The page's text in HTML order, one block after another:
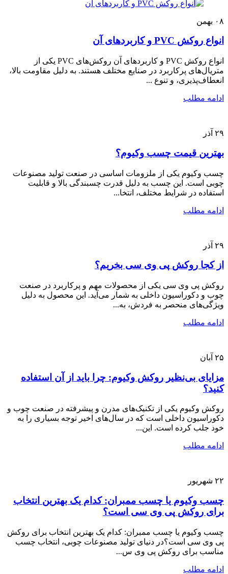
۰۸ بهمن
انواع روکش PVC و کاربردهای آن
انواع روکش PVC و کاربردهای آن روکش‌های PVC یکی از
متریال‌های پرکاربرد در صنایع مختلف هستند. به دلیل مقاومت بالا،
انعطاف‌پذیری، و تنوع ...
ادامه مطلب
۲۹ آذر
بهترین قیمت چسب وکیوم؟
چسب وکیوم یکی از ملزومات اساسی در صنعت تولید مصنوعات
چوبی است. این چسب به دلیل قدرت چسبندگی بالا و قابلیت
استفاده در شرایط مختلف، انتخا...
ادامه مطلب
۲۹ آذر
از کجا روکش پی وی سی بخریم؟
روکش پی وی سی یکی از محصولات مهم و پرکاربرد در صنعت
چوب و دکوراسیون داخلی به شمار می‌آید. این محصول به دلیل
ویژگی‌های منحصر به فردش، به...
ادامه مطلب
۲۵ آبان
مزایای بی‌نظیر روکش وکیوم: چرا باید از آن استفاده
کنید؟
روکش وکیوم یکی از تکنیک‌های مدرن و پیشرفته در صنعت چوب و
دکوراسیون داخلی است که در سال‌های اخیر توجه بسیاری را به
خود جلب کرده است. این...
ادامه مطلب
۲۲ شهریور
چسب وکیوم یا چسب ممبران: کدام یک بهترین انتخاب
برای روکش پی وی سی است؟
چسب وکیوم یا چسب ممبران: کدام یک بهترین انتخاب برای روکش
پی وی سی است؟در دنیای تولید مصنوعات چوبی، انتخاب چسب
مناسب برای روکش پی وی س...
ادامه مطلب